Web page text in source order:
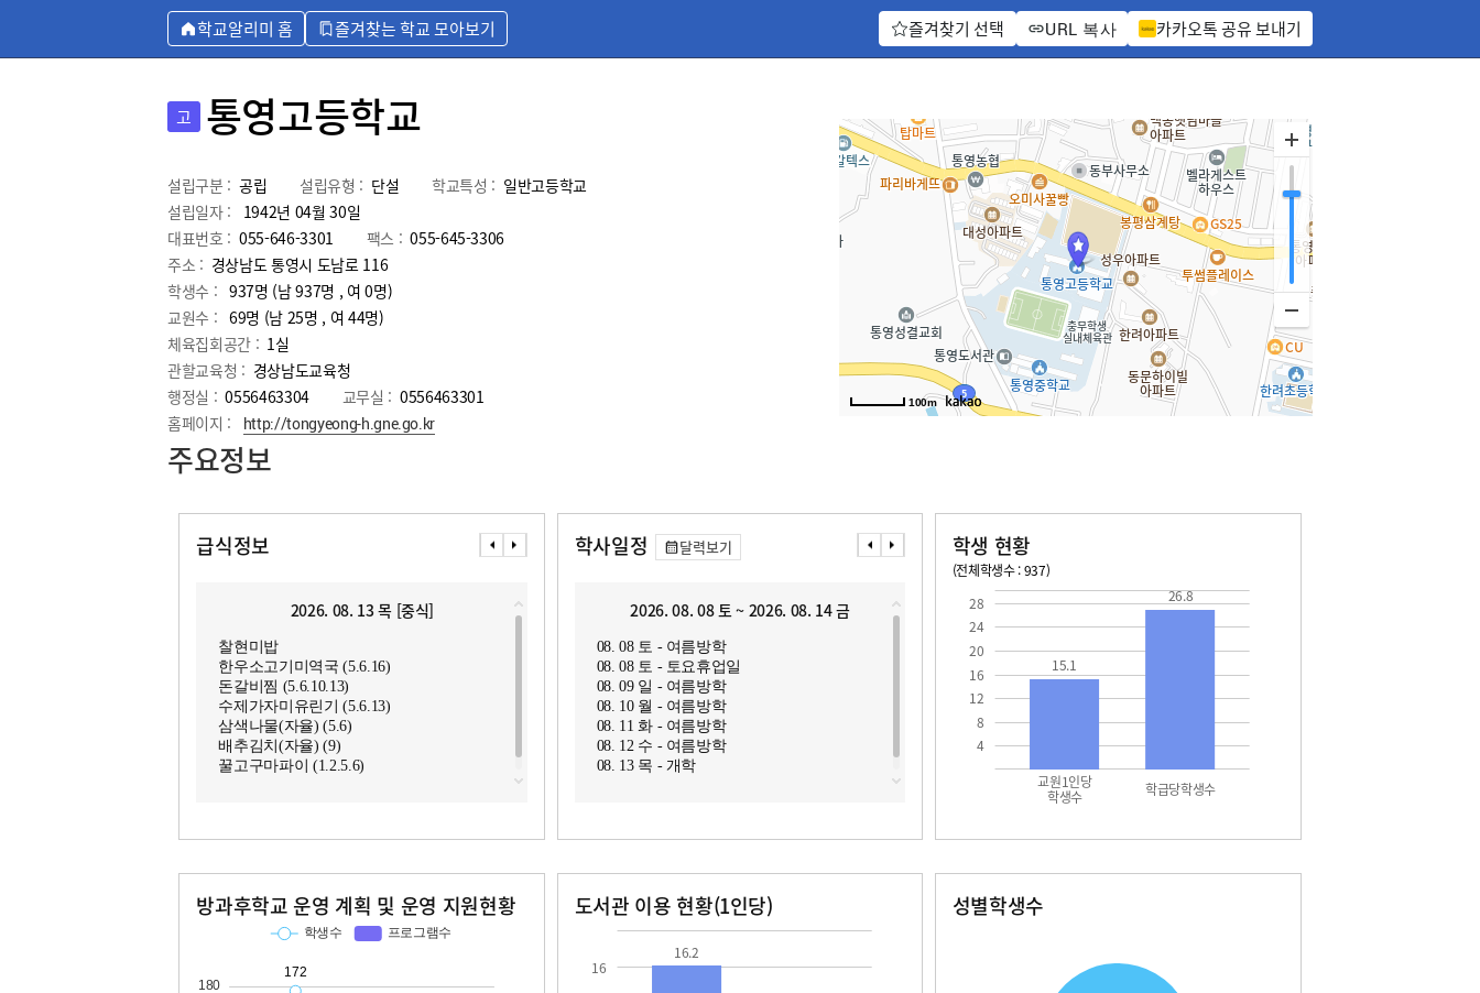
학교알리미 홈 즐겨찾는 학교 모아보기 즐겨찾기 선택 URL 복사 카카오톡 공유 보내기
고 통영고등학교
설립구분 : 공립 설립유형 : 단설 학교특성 : 일반고등학교
설립일자 :
1942년 04월 30일
대표번호 : 055-646-3301 팩스 : 055-645-3306
주소 : 경상남도 통영시 도남로 116
학생수 : 937명 (남 937명 , 여 0명)
교원수 : 69명 (남 25명 , 여 44명)
체육집회공간 : 1실
관할교육청 : 경상남도교육청
행정실 : 0556463304 교무실 : 0556463301
홈페이지 :
http://tongyeong-h.gne.go.kr
100m
주요정보
급식정보
2026. 08. 13 목 [중식]
찰현미밥
한우소고기미역국 (5.6.16)
돈갈비찜 (5.6.10.13)
수제가자미유린기 (5.6.13)
삼색나물(자율) (5.6)
배추김치(자율) (9)
꿀고구마파이 (1.2.5.6)
학사일정 달력보기
2026. 08. 08 토 ~ 2026. 08. 14 금
08. 08 토 - 여름방학
08. 08 토 - 토요휴업일
08. 09 일 - 여름방학
08. 10 월 - 여름방학
08. 11 화 - 여름방학
08. 12 수 - 여름방학
08. 13 목 - 개학
2026. 08. 15 토 ~ 2026. 08. 21 금
08. 15 토 - 토요휴업일
08. 17 월 - 대체공휴일
학생 현황
(전체학생수 : 937)
4
8
12
16
20
24
28
교원1인당
학생수 학급당학생수
15.1
26.8
방과후학교 운영 계획 및 운영 지원현황 도서관 이용 현황(1인당)
16
16.2
성별학생수